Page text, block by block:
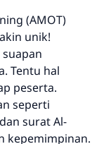
(AMOT)
unik!
Tentu hal
peserta.
seperti
surat Al-
kepemimpinan.